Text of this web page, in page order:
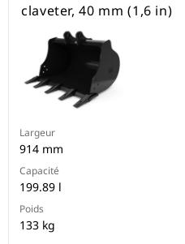
claveter, 40 mm (1,6 in)
Largeur
914 mm
Capacité
199.89 l
Poids
133 kg